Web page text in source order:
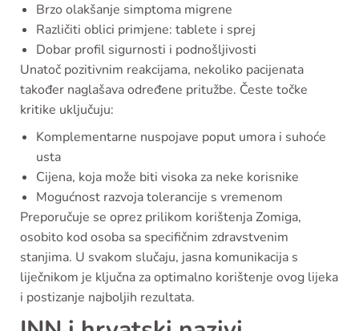
Brzo olakšanje simptoma migrene
Različiti oblici primjene: tablete i sprej
Dobar profil sigurnosti i podnošljivosti
Unatoč pozitivnim reakcijama, nekoliko pacijenata
također naglašava određene pritužbe. Česte točke
kritike uključuju:
Komplementarne nuspojave poput umora i suhoće
usta
Cijena, koja može biti visoka za neke korisnike
Mogućnost razvoja tolerancije s vremenom
Preporučuje se oprez prilikom korištenja Zomiga,
osobito kod osoba sa specifičnim zdravstvenim
stanjima. U svakom slučaju, jasna komunikacija s
liječnikom je ključna za optimalno korištenje ovog lijeka
i postizanje najboljih rezultata.